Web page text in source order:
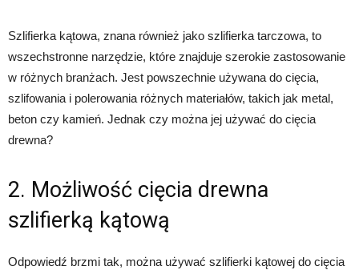
Szlifierka kątowa, znana również jako szlifierka tarczowa, to
wszechstronne narzędzie, które znajduje szerokie zastosowanie
w różnych branżach. Jest powszechnie używana do cięcia,
szlifowania i polerowania różnych materiałów, takich jak metal,
beton czy kamień. Jednak czy można jej używać do cięcia
drewna?
2. Możliwość cięcia drewna
szlifierką kątową
Odpowiedź brzmi tak, można używać szlifierki kątowej do cięcia